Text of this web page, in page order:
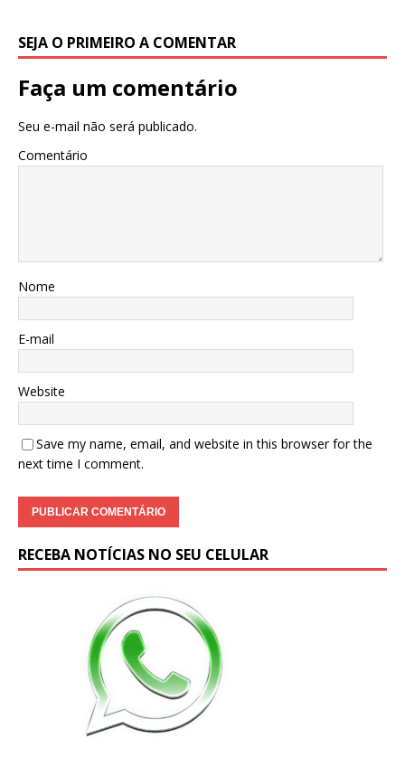
SEJA O PRIMEIRO A COMENTAR
Faça um comentário
Seu e-mail não será publicado.
Comentário
Nome
E-mail
Website
Save my name, email, and website in this browser for the
next time I comment.
RECEBA NOTÍCIAS NO SEU CELULAR